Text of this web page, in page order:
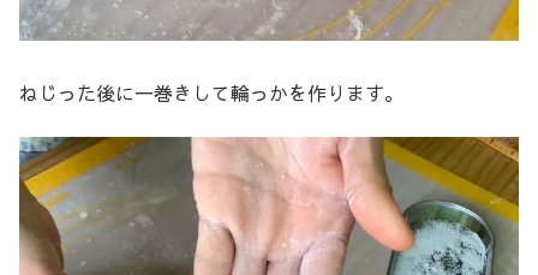
ねじった後に一巻きして輪っかを作ります。